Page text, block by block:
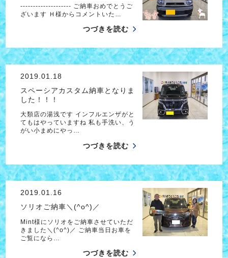
-------------------- ご納車おめでとうご
ざいます Ｈ様からコメントいた…
つづきを読む
2019.01.18
スペーシアカスタム納車となりま
した！！！
大類店の湯浅です インフルエンザがと
てもはやっていますね 私も手洗い、う
がい小まめにやっ…
つづきを読む
2019.01.16
ソリオご納車＼(^o^)／
Mint様にソリオをご納車させていただ
きました＼(^o^)／ ご納車当日お車を
ご覧になら…
つづきを読む